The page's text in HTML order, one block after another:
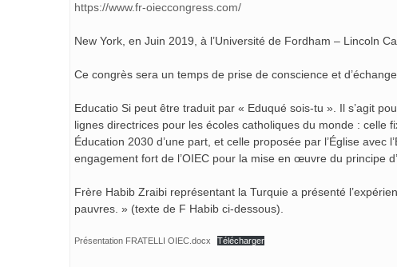
https://www.fr-oieccongress.com/
New York, en Juin 2019, à l’Université de Fordham – Lincoln
Ce congrès sera un temps de prise de conscience et
Educatio Si peut être traduit par « Eduqué sois-tu ». Il s’agit
lignes directrices pour les écoles catholiques du monde : celle
Éducation 2030 d’une part, et celle proposée par l’Église avec
engagement fort de l’OIEC pour la mise en œuvre du principe
Frère Habib Zraibi représentant la Turquie a présenté
pauvres. » (texte de F Habib ci-dessous).
Présentation FRATELLI OIEC.docx Télécharger